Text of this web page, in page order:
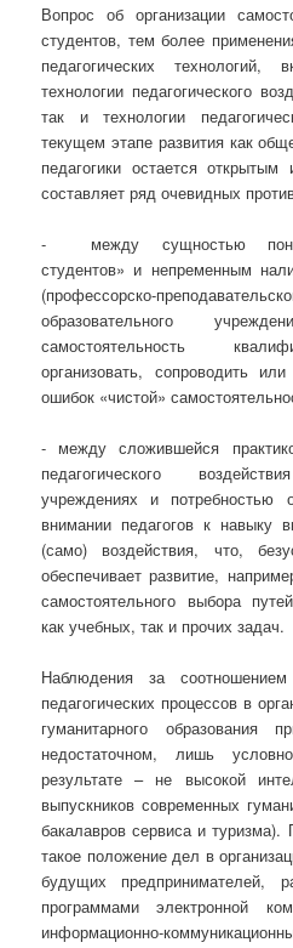
Вопрос об организации
студентов, тем более
педагогических
технологии педагогического
так и технологии
текущем этапе развития как
педагогики остается
составляет ряд очевидных
- между сущностью
студентов» и непременным
(профессорско-
образовательного
самостоятельность
организовать, сопроводить
ошибок «чистой»
- между сложившейся
педагогического
учреждениях и потребностью
внимании педагогов к навыку
(само) воздействия, что,
обеспечивает развитие,
самостоятельного выбора
как учебных, так и прочих задач.
Наблюдения за
педагогических процессов в
гуманитарного
недостаточном, лишь
результате – не высокой
выпускников современных
бакалавров сервиса и
такое положение дел в
будущих предпринимателей,
программами электронной
информационно-